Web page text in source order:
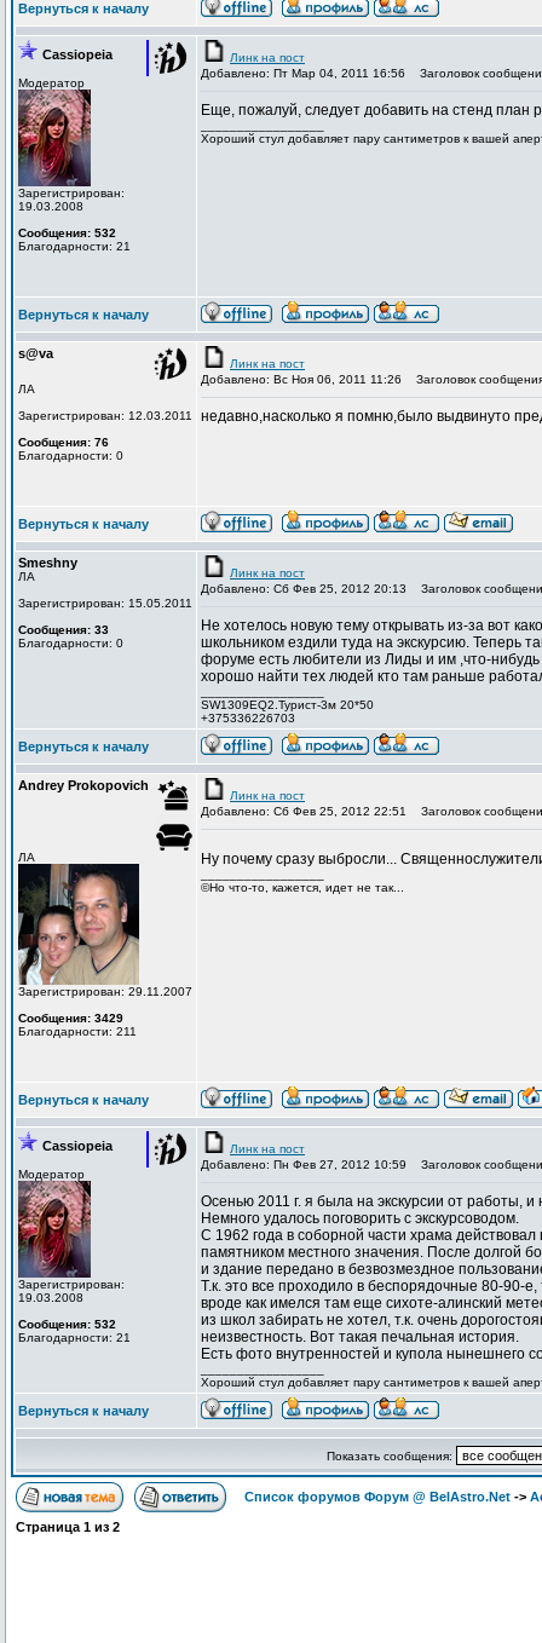
Вернуться к началу
Cassiopeia
Модератор
Зарегистрирован:
19.03.2008
Сообщения: 532
Благодарности: 21
Линк на пост
Добавлено: Пт Мар 04, 2011 16:56
Заголовок
Еще, пожалуй, следует добавить на стенд
Хороший стул добавляет пару сантиметров к вашей
Вернуться к началу
s@va
ЛА
Зарегистрирован: 12.03.2011
Сообщения: 76
Благодарности: 0
Линк на пост
Добавлено: Вс Ноя 06, 2011 11:26
Заголовок
недавно,насколько я помню,было выдвинуто
Вернуться к началу
Smeshny
ЛА
Зарегистрирован: 15.05.2011
Сообщения: 33
Благодарности: 0
Линк на пост
Добавлено: Сб Фев 25, 2012 20:13
Заголовок
Не хотелось новую тему открывать из-за вот
школьником ездили туда на экскурсию. Теперь
форуме есть любители из Лиды и им ,что-
хорошо найти тех людей кто там раньше
SW1309EQ2.Турист-3м 20*50
+375336226703
Вернуться к началу
Andrey Prokopovich
ЛА
Зарегистрирован: 29.11.2007
Сообщения: 3429
Благодарности: 211
Линк на пост
Добавлено: Сб Фев 25, 2012 22:51
Заголовок
Ну почему сразу выбросли...
©Но что-то, кажется, идет не так...
Вернуться к началу
Cassiopeia
Модератор
Зарегистрирован:
19.03.2008
Сообщения: 532
Благодарности: 21
Линк на пост
Добавлено: Пн Фев 27, 2012 10:59
Заголовок
Осенью 2011 г. я была на экскурсии от работы,
Немного удалось поговорить с экскурсоводом.
С 1962 года в соборной части храма
памятником местного значения. После долгой
и здание передано в безвозмездное
Т.к. это все проходило в беспорядочные 80-90-
вроде как имелся там еще сихоте-алинский
из школ забирать не хотел, т.к. очень
неизвестность. Вот такая печальная история.
Есть фото внутренностей и купола нынешнего
Хороший стул добавляет пару сантиметров к вашей
Вернуться к началу
Показать сообщения:
Список форумов Форум @ BelAstro.Net ->
Страница 1 из 2